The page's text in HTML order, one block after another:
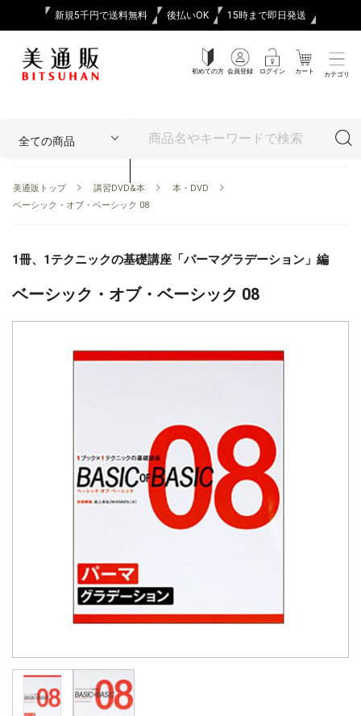
新規5千円で送料無料 後払いOK 15時まで即日発送
初めての方 会員登録 ログイン カート カテゴリ
美通販トップ 講習DVD&本
本・DVD
ベーシック・オブ・ベーシック 08
1冊、1テクニックの基礎講座「パーマグラデーション」編
ベーシック・オブ・ベーシック 08